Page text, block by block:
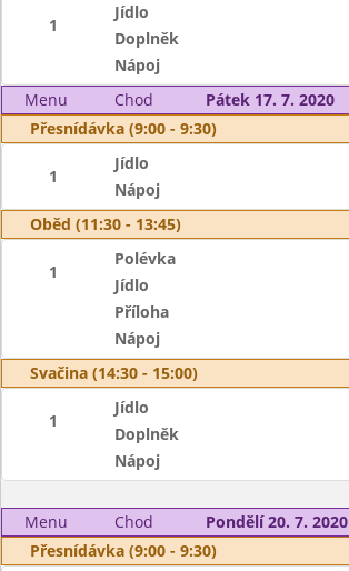
1
Jídlo
Doplněk
Nápoj
Menu
Chod
Pátek 17. 7. 2020
Přesnídávka (9:00 - 9:30)
1
Jídlo
Nápoj
Oběd (11:30 - 13:45)
1
Polévka
Jídlo
Příloha
Nápoj
Svačina (14:30 - 15:00)
1
Jídlo
Doplněk
Nápoj
Menu Chod
Pondělí 20. 7. 2020
Přesnídávka (9:00 - 9:30)